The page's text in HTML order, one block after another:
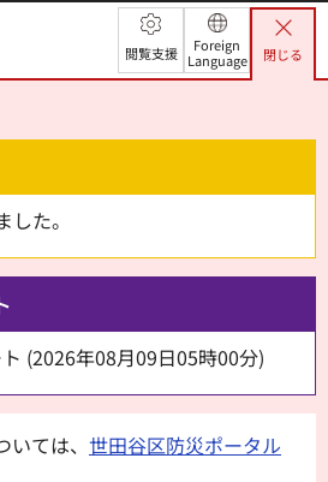
閲覧支援
Foreign
Language
閉じる
た。
(2026年08月09日05時00分)
ては、 世田谷区防災ポータル